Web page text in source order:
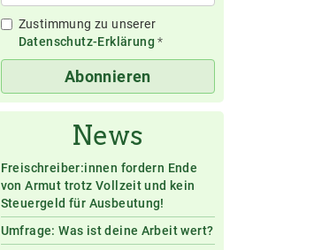
Zustimmung zu unserer
Datenschutz-Erklärung *
Abonnieren
News
Freischreiber:innen fordern Ende
von Armut trotz Vollzeit und kein
Steuergeld für Ausbeutung!
Umfrage: Was ist deine Arbeit wert?